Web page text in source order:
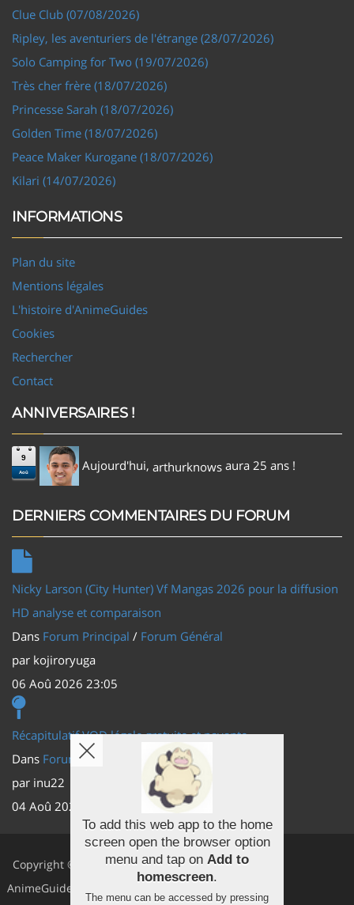
Clue Club (07/08/2026)
Ripley, les aventuriers de l'étrange (28/07/2026)
Solo Camping for Two (19/07/2026)
Très cher frère (18/07/2026)
Princesse Sarah (18/07/2026)
Golden Time (18/07/2026)
Peace Maker Kurogane (18/07/2026)
Kilari (14/07/2026)
INFORMATIONS
Plan du site
Mentions légales
L'histoire d'AnimeGuides
Cookies
Rechercher
Contact
ANNIVERSAIRES !
9
Aoû Aujourd'hui, arthurknows aura 25 ans !
DERNIERS COMMENTAIRES DU FORUM
Nicky Larson (City Hunter) Vf Mangas 2026 pour la diffusion
HD analyse et comparaison
Dans Forum Principal / Forum Général
par kojiroryuga
06 Aoû 2026 23:05
Récapitulatif VOD légale gratuite et payante
Dans Forum Principal
Actus (TV, vidéo, web)
par inu22
04 Aoû 2026 20:30
Copyright ©
AnimeGuides
Facebook
Youtube
To add this web app to the home
screen open the browser option
menu and tap on Add to
homescreen.
The menu can be accessed by pressing